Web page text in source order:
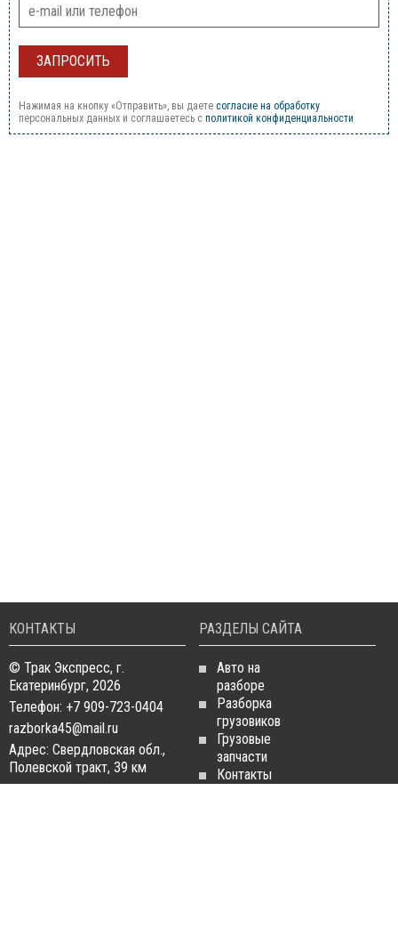
Нажимая на кнопку «Отправить», вы даете согласие на обработку
персональных данных и соглашаетесь c политикой конфиденциальности
КОНТАКТЫ
© Трак Экспресс, г.
Екатеринбург, 2026
Телефон: +7 909-723-0404
razborka45@mail.ru
Адрес: Свердловская обл.,
Полевской тракт, 39 км
РАЗДЕЛЫ САЙТА
Авто на
разборе
Разборка
грузовиков
Грузовые
запчасти
Контакты